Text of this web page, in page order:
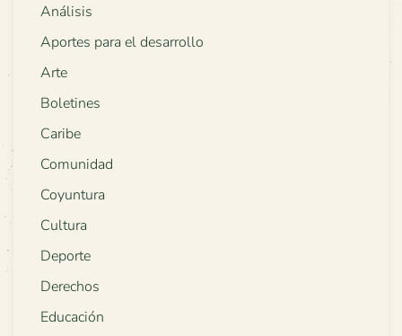
Análisis
Aportes para el desarrollo
Arte
Boletines
Caribe
Comunidad
Coyuntura
Cultura
Deporte
Derechos
Educación